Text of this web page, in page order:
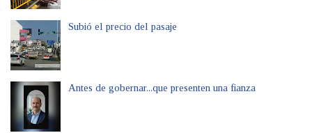
Subió el precio del pasaje
Antes de gobernar...que presenten una fianza